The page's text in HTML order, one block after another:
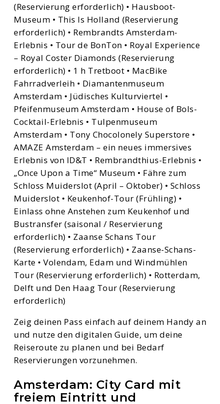
(Reservierung erforderlich) • Hausboot-
Museum • This Is Holland (Reservierung
erforderlich) • Rembrandts Amsterdam-
Erlebnis • Tour de BonTon • Royal Experience
– Royal Coster Diamonds (Reservierung
erforderlich) • 1 h Tretboot • MacBike
Fahrradverleih • Diamantenmuseum
Amsterdam • Jüdisches Kulturviertel •
Pfeifenmuseum Amsterdam • House of Bols-
Cocktail-Erlebnis • Tulpenmuseum
Amsterdam • Tony Chocolonely Superstore •
AMAZE Amsterdam – ein neues immersives
Erlebnis von ID&T • Rembrandthius-Erlebnis •
„Once Upon a Time“ Museum • Fähre zum
Schloss Muiderslot (April – Oktober) • Schloss
Muiderslot • Keukenhof-Tour (Frühling) •
Einlass ohne Anstehen zum Keukenhof und
Bustransfer (saisonal / Reservierung
erforderlich) • Zaanse Schans Tour
(Reservierung erforderlich) • Zaanse-Schans-
Karte • Volendam, Edam und Windmühlen
Tour (Reservierung erforderlich) • Rotterdam,
Delft und Den Haag Tour (Reservierung
erforderlich)
Zeig deinen Pass einfach auf deinem Handy an
und nutze den digitalen Guide, um deine
Reiseroute zu planen und bei Bedarf
Reservierungen vorzunehmen.
Amsterdam: City Card mit
freiem Eintritt und